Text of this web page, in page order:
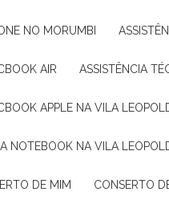
NO MORUMBI
AIR ASSISTÊNCIA
APPLE NA VILA
NOTEBOOK NA VILA
DE MIM CONSERTO